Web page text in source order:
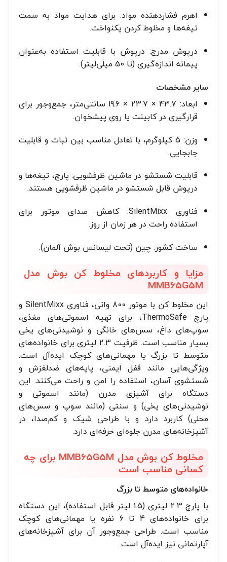
اهرم فشاردهنده مواد: برای هدایت مواد به سمت
تیغه‌ها و مخلوط کردن یکنواخت.
درپوش مدرج: درپوش با قابلیت استفاده به‌عنوان
پیمانه اندازه‌گیری (تا 50 میلی‌لیتر).
سایر مشخصات
ابعاد: 43.7 × 23.7 × 19.6 سانتی‌متر، جمع‌وجور برای
قرارگیری در کابینت یا روی پیشخوان.
وزن: 5 کیلوگرم، با تعادل مناسب بین ثبات و قابلیت
جابجایی.
قابلیت شستشو در ماشین ظرفشویی: پارچ، تیغه‌ها و
درپوش قابل شستشو در ماشین ظرفشویی هستند.
فناوری SilentMixx: کاهش صدای موتور برای
استفاده راحت در هر زمان از روز.
ساخت کشور: چین (تحت لیسانس بوش آلمان).
مزایا و کاربردهای مخلوط کن بوش مدل
MMB65G5M
این مخلوط کن با موتور 800 واتی، فناوری SilentMixx و
پارچ ThermoSafe، برای تهیه اسموتی‌های مغذی،
سوپ‌های داغ، سس‌های خانگی و نوشیدنی‌های یخی
بسیار مناسب است. ظرفیت 2.3 لیتری برای خانواده‌های
متوسط تا بزرگ یا مهمانی‌های کوچک ایده‌آل است.
ویژگی‌هایی مانند قفل ایمنی، پایه‌های ضدلغزش و
شستشوی آسان، استفاده را امن و راحت می‌کنند. این
دستگاه برای آشپزی مدرن (مانند اسموتی و
نوشیدنی‌های یخی) و سنتی (مانند سوپ و سس‌های
محلی) کاربرد دارد و با طراحی شیک و کم‌صدا، در
آشپزخانه‌های مدرن جلوه‌ای حرفه‌ای دارد.
مخلوط کن بوش مدل MMB65G5M برای چه
کسانی مناسب است
خانواده‌های متوسط تا بزرگ
با پارچ 2.3 لیتری (1.5 لیتر قابل استفاده)، این دستگاه
برای خانواده‌های 4 تا 6 نفره یا مهمانی‌های کوچک
مناسب است. طراحی جمع‌وجور آن برای آشپزخانه‌های
آپارتمانی نیز ایده‌آل است.